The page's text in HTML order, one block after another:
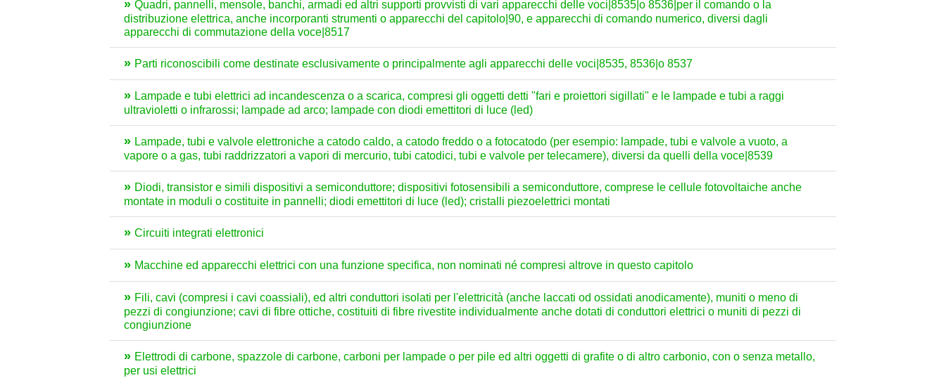
Quadri, pannelli, mensole, banchi, armadi ed altri supporti provvisti di vari apparecchi delle voci|8535|o 8536|per il comando o la
distribuzione elettrica, anche incorporanti strumenti o apparecchi del capitolo|90, e apparecchi di comando numerico, diversi dagli
apparecchi di commutazione della voce|8517
Parti riconoscibili come destinate esclusivamente o principalmente agli apparecchi delle voci|8535, 8536|o 8537
Lampade e tubi elettrici ad incandescenza o a scarica, compresi gli oggetti detti "fari e proiettori sigillati" e le lampade e tubi a raggi
ultravioletti o infrarossi; lampade ad arco; lampade con diodi emettitori di luce (led)
Lampade, tubi e valvole elettroniche a catodo caldo, a catodo freddo o a fotocatodo (per esempio: lampade, tubi e valvole a vuoto, a
vapore o a gas, tubi raddrizzatori a vapori di mercurio, tubi catodici, tubi e valvole per telecamere), diversi da quelli della voce|8539
Diodi, transistor e simili dispositivi a semiconduttore; dispositivi fotosensibili a semiconduttore, comprese le cellule fotovoltaiche anche
montate in moduli o costituite in pannelli; diodi emettitori di luce (led); cristalli piezoelettrici montati
Circuiti integrati elettronici
Macchine ed apparecchi elettrici con una funzione specifica, non nominati né compresi altrove in questo capitolo
Fili, cavi (compresi i cavi coassiali), ed altri conduttori isolati per l'elettricità (anche laccati od ossidati anodicamente), muniti o meno di
pezzi di congiunzione; cavi di fibre ottiche, costituiti di fibre rivestite individualmente anche dotati di conduttori elettrici o muniti di pezzi di
congiunzione
Elettrodi di carbone, spazzole di carbone, carboni per lampade o per pile ed altri oggetti di grafite o di altro carbonio, con o senza metallo,
per usi elettrici